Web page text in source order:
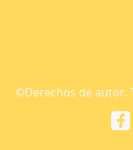
©Derechos de autor.